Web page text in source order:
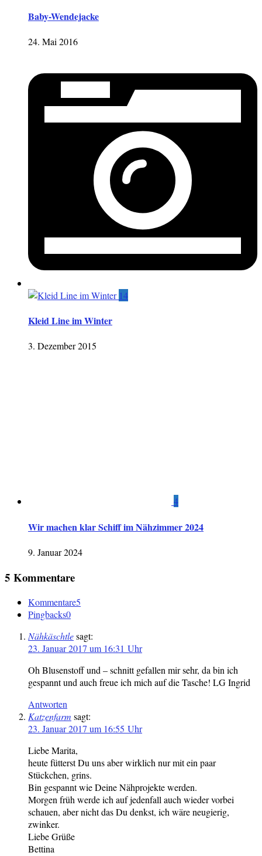
Baby-Wendejacke
24. Mai 2016
14
Kleid Line im Winter
3. Dezember 2015
4
Wir machen klar Schiff im Nähzimmer 2024
9. Januar 2024
5 Kommentare
Kommentare5
Pingbacks0
Nähkäschtlesagt:
23. Januar 2017 um 16:31 Uhr
Oh Blusenstoff und – schnitt gefallen mir sehr, da bin ich
gespannt und auch freue ich mich auf die Tasche! LG Ingrid
Antworten
Katzenfarm sagt:
23. Januar 2017 um 16:55 Uhr
Liebe Marita,
heute fütterst Du uns aber wirklich nur mit ein paar
Stückchen, grins.
Bin gespannt wie Deine Nähprojekte werden.
Morgen früh werde ich auf jedenfall auch wieder vorbei
schauen, aber nicht das Du denkst, ich wäre neugierig,
zwinker.
Liebe Grüße
Bettina